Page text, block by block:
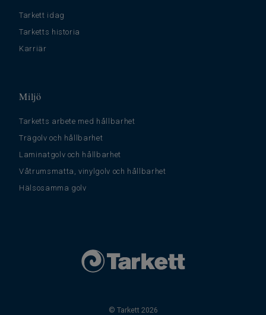
Tarkett idag
Tarketts historia
Karriär
Miljö
Tarketts arbete med hållbarhet
Trägolv och hållbarhet
Laminatgolv och hållbarhet
Våtrumsmatta, vinylgolv och hållbarhet
Hälsosamma golv
© Tarkett 2026